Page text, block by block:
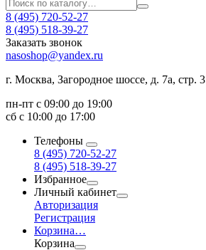
8 (495) 720-52-27
8 (495) 518-39-27
Заказать звонок
nasoshop@yandex.ru
г. Москва, Загородное шоссе, д. 7а, стр. 3
пн-пт с 09:00 до 19:00
сб с 10:00 до 17:00
Телефоны
8 (495) 720-52-27
8 (495) 518-39-27
Избранное
Личный кабинет
Авторизация
Регистрация
Корзина…
Корзина